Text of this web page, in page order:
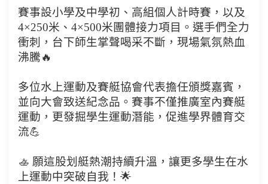
賽事設小學及中學初、高組個人計時賽，以及
4×250米、4×500米團體接力項目。選手們全力
衝刺，台下師生掌聲喝采不斷，現場氣氛熱血
沸騰🔥
多位水上運動及賽艇協會代表擔任頒獎嘉賓，
並向大會致送紀念品。賽事不僅推廣室內賽艇
運動，更發掘學生運動潛能，促進學界體育交
流💪
🚣 願這股划艇熱潮持續升溫，讓更多學生在水
上運動中突破自我！🌟